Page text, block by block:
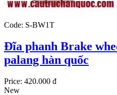
Code: S-BW1T
Đĩa phanh Brake
palang hàn quốc
Price: 420.000 đ
New